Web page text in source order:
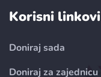
Korisni linkovi
Doniraj sada
Doniraj za zajednicu